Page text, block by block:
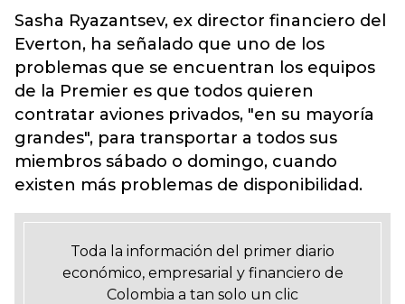
Sasha Ryazantsev, ex director financiero del
Everton, ha señalado que uno de los
problemas que se encuentran los equipos
de la Premier es que todos quieren
contratar aviones privados, "en su mayoría
grandes", para transportar a todos sus
miembros sábado o domingo, cuando
existen más problemas de disponibilidad.
Toda la información del primer diario
económico, empresarial y financiero de
Colombia a tan solo un clic